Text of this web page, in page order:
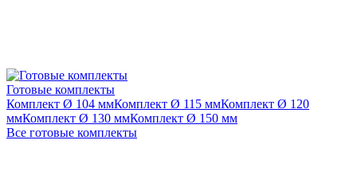
Готовые комплекты
Комплект Ø 104 ммКомплект Ø 115 ммКомплект Ø 120
ммКомплект Ø 130 ммКомплект Ø 150 мм
Все готовые комплекты